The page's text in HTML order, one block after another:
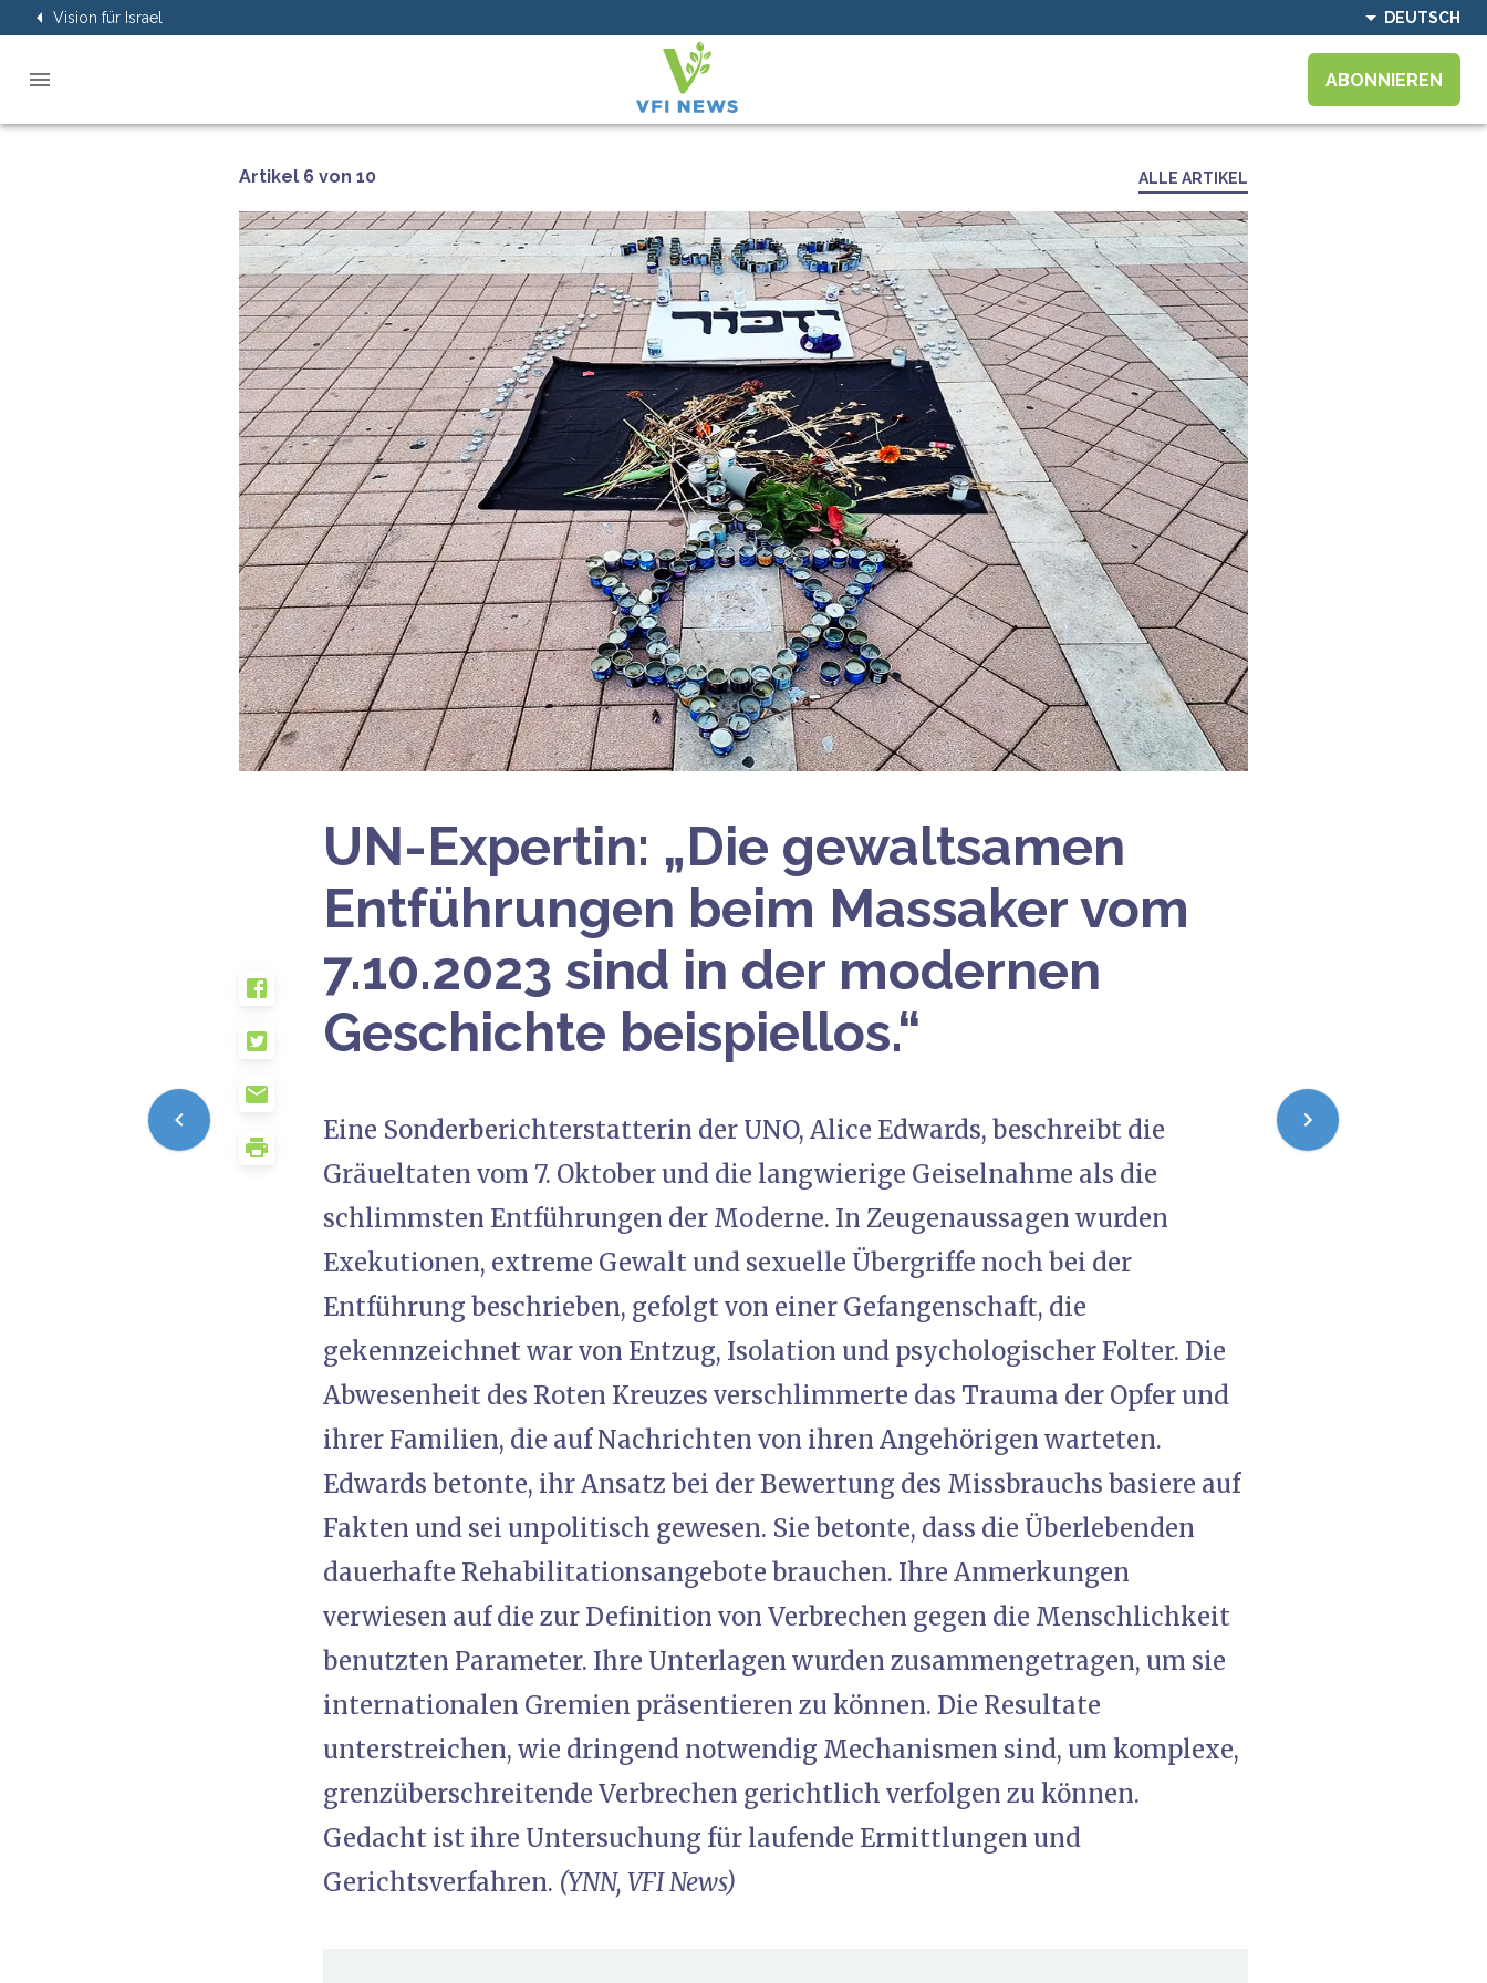
Vision für Israel DEUTSCH
ABONNIEREN
Artikel 6 von 10 ALLE ARTIKEL
UN-Expertin: „Die gewaltsamen
Entführungen beim Massaker vom
7.10.2023 sind in der modernen
Geschichte beispiellos.“
Eine Sonderberichterstatterin der UNO, Alice Edwards, beschreibt die
Gräueltaten vom 7. Oktober und die langwierige Geiselnahme als die
schlimmsten Entführungen der Moderne. In Zeugenaussagen wurden
Exekutionen, extreme Gewalt und sexuelle Übergriffe noch bei der
Entführung beschrieben, gefolgt von einer Gefangenschaft, die
gekennzeichnet war von Entzug, Isolation und psychologischer Folter. Die
Abwesenheit des Roten Kreuzes verschlimmerte das Trauma der Opfer und
ihrer Familien, die auf Nachrichten von ihren Angehörigen warteten.
Edwards betonte, ihr Ansatz bei der Bewertung des Missbrauchs basiere auf
Fakten und sei unpolitisch gewesen. Sie betonte, dass die Überlebenden
dauerhafte Rehabilitationsangebote brauchen. Ihre Anmerkungen
verwiesen auf die zur Definition von Verbrechen gegen die Menschlichkeit
benutzten Parameter. Ihre Unterlagen wurden zusammengetragen, um sie
internationalen Gremien präsentieren zu können. Die Resultate
unterstreichen, wie dringend notwendig Mechanismen sind, um komplexe,
grenzüberschreitende Verbrechen gerichtlich verfolgen zu können.
Gedacht ist ihre Untersuchung für laufende Ermittlungen und
Gerichtsverfahren. (YNN, VFI News)